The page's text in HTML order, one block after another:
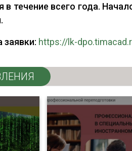
в течение всего года.
заявки: https://lk-